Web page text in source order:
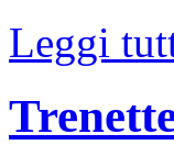
Leggi